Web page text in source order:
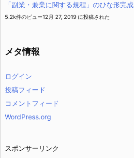
「副業・兼業に関する規程」のひな形完成
5.2k件のビュー12月 27, 2019 に投稿された
メタ情報
ログイン
投稿フィード
コメントフィード
WordPress.org
スポンサーリンク